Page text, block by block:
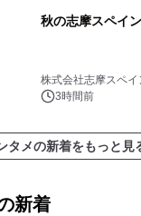
秋の志摩スペイ
株式会社志摩スペイ
3時間前
タメの新着をもっと見
新着